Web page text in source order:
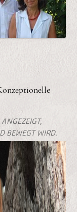
BEWEGT WIRD.